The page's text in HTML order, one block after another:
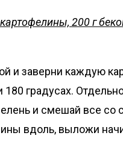
200 г
и заверни каждую
180 градусах.
и смешай все
вдоль, выложи